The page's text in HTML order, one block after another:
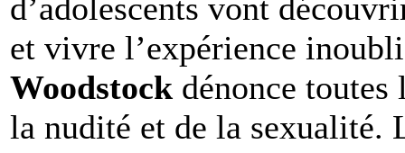
d’adolescents vont
et vivre l’expérience
Woodstock dénonce toutes
la nudité et de la sexualité.